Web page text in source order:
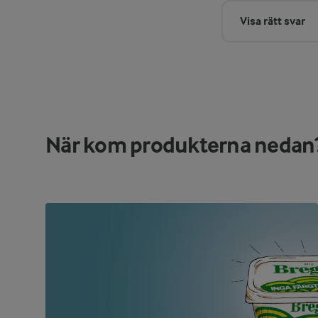
Visa rätt svar
När kom produkterna